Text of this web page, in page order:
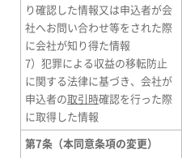
り確認した情報又は申込者が会
社へお問い合わせ等をされた際
に会社が知り得た情報
7）犯罪による収益の移転防止
に関する法律に基づき、会社が
申込者の取引時確認を行った際
に取得した情報
第7条（本同意条項の変更）